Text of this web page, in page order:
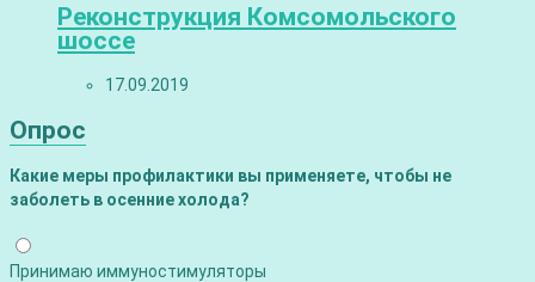
Реконструкция Комсомольского
шоссе
17.09.2019
Опрос
Какие меры профилактики вы применяете, чтобы не
заболеть в осенние холода?
Принимаю иммуностимуляторы